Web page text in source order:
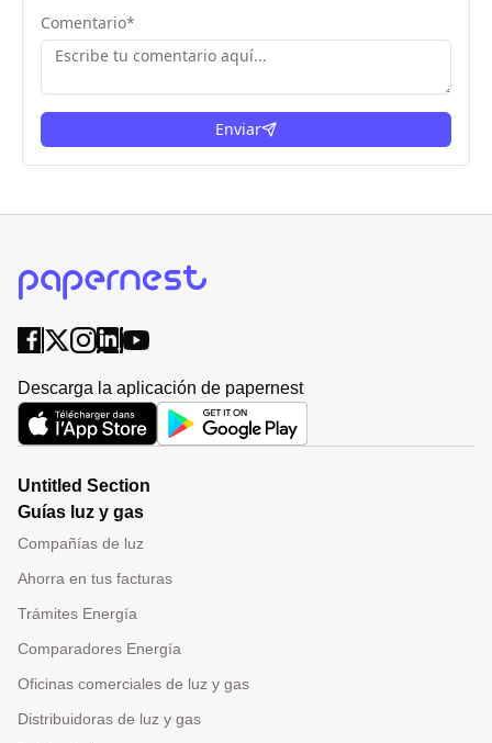
Comentario*
Enviar
Descarga la aplicación de papernest
Untitled Section
Guías luz y gas
Compañías de luz
Ahorra en tus facturas
Trámites Energía
Comparadores Energía
Oficinas comerciales de luz y gas
Distribuidoras de luz y gas